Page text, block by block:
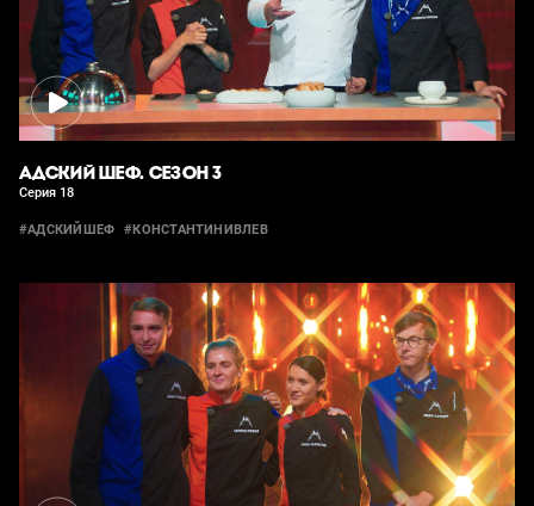
АДСКИЙ ШЕФ. СЕЗОН 3
Серия 18
#АДСКИЙШЕФ #КОНСТАНТИНИВЛЕВ